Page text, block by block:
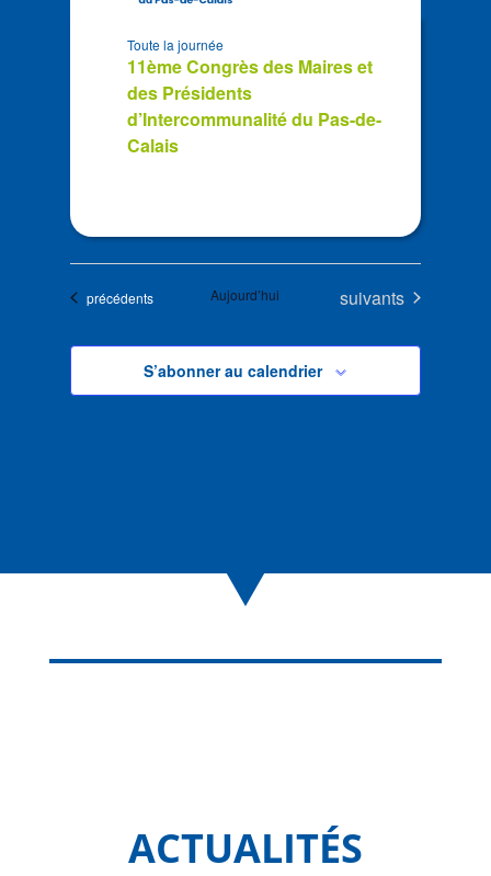
11ème Congrès des Maires et
des Présidents
d’Intercommunalité du Pas-de-
Calais
Toute la journée
Évènements
précédents Aujourd’hui Évènements
suivants
S’abonner au calendrier
ACTUALITÉS